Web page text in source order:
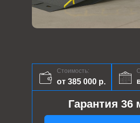
Стоимость:
от 385 000 р.
Гарантия 36